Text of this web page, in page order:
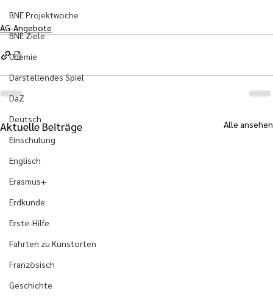
BNE Projektwoche
BNE Ziele
Chemie
Darstellendes Spiel
DaZ
Deutsch
Einschulung
Englisch
Erasmus+
Erdkunde
Erste-Hilfe
Fahrten zu Kunstorten
Französisch
Geschichte
AG-Angebote
Aktuelle Beiträge Alle ansehen